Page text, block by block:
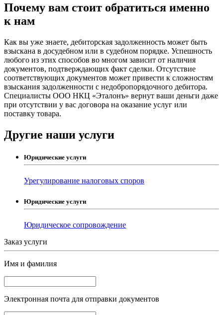
Почему вам стоит обратиться именно
к нам
Как вы уже знаете, дебиторская задолженность может быть
взыскана в досудебном или в судебном порядке. Успешность
любого из этих способов во многом зависит от наличия
документов, подтверждающих факт сделки. Отсутствие
соответствующих документов может привести к сложностям
взыскания задолженности с недобропорядочного дебитора.
Специалисты ООО НКЦ «Эталонъ» вернут ваши деньги даже
при отсутствии у вас договора на оказание услуг или
поставку товара.
Другие наши услуги
Юридические услуги
Урегулирование налоговых споров
Юридические услуги
Юридическое сопровождение
Заказ услуги
Имя и фамилия
Электронная почта для отправки документов